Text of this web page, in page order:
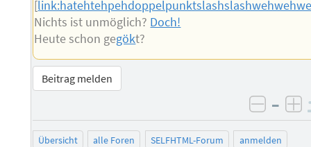
[
Nichts ist unmöglich? Doch!
Heute schon gegökt?
Beitrag melden
–
Übersicht alle Foren SELFHTML-Forum
anmelden